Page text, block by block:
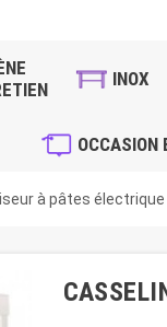
INOX
OCCASION
à pâtes électrique